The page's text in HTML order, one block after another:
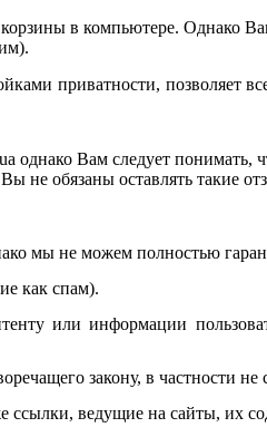
в компьютере. Однако
приватности, позволяет
однако Вам следует понимать,
не обязаны оставлять такие
мы не можем полностью
как спам).
или информации
закону, в частности
ссылки, ведущие на сайты, их